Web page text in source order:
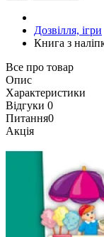
Дозвілля, ігри
Книга з
Все про товар
Опис
Характеристики
Відгуки 0
Питання0
Акція